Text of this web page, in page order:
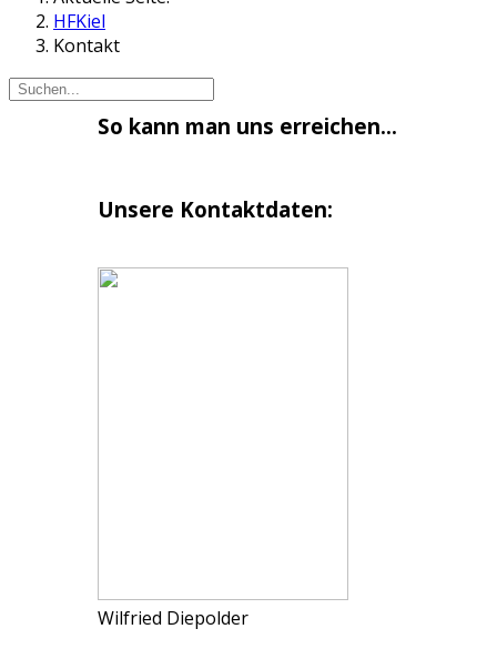
HFKiel
Kontakt
So kann man uns erreichen...
Unsere Kontaktdaten:
Wilfried Diepolder